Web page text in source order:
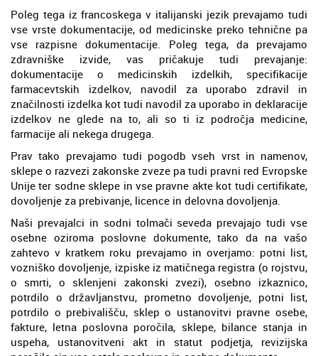
Poleg tega iz francoskega v italijanski jezik prevajamo tudi
vse vrste dokumentacije, od medicinske preko tehnične pa
vse razpisne dokumentacije. Poleg tega, da prevajamo
zdravniške izvide, vas pričakuje tudi prevajanje:
dokumentacije o medicinskih izdelkih, specifikacije
farmacevtskih izdelkov, navodil za uporabo zdravil in
značilnosti izdelka kot tudi navodil za uporabo in deklaracije
izdelkov ne glede na to, ali so ti iz področja medicine,
farmacije ali nekega drugega.
Prav tako prevajamo tudi pogodb vseh vrst in namenov,
sklepe o razvezi zakonske zveze pa tudi pravni red Evropske
Unije ter sodne sklepe in vse pravne akte kot tudi certifikate,
dovoljenje za prebivanje, licence in delovna dovoljenja.
Naši prevajalci in sodni tolmači seveda prevajajo tudi vse
osebne oziroma poslovne dokumente, tako da na vašo
zahtevo v kratkem roku prevajamo in overjamo: potni list,
vozniško dovoljenje, izpiske iz matičnega registra (o rojstvu,
o smrti, o sklenjeni zakonski zvezi), osebno izkaznico,
potrdilo o državljanstvu, prometno dovoljenje, potni list,
potrdilo o prebivališču, sklep o ustanovitvi pravne osebe,
fakture, letna poslovna poročila, sklepe, bilance stanja in
uspeha, ustanovitveni akt in statut podjetja, revizijska